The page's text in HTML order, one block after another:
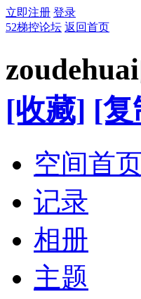
立即注册 登录
52梯控论坛 返回首页
[收藏] [复
空间首
记录
相册
主题